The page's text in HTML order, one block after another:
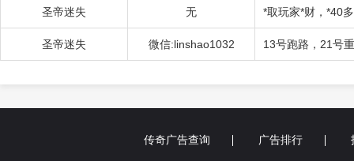
圣帝迷失 无 *取玩家*财，*40
圣帝迷失 微信:linshao1032 13号跑路，21号
传奇广告查询 广告排行